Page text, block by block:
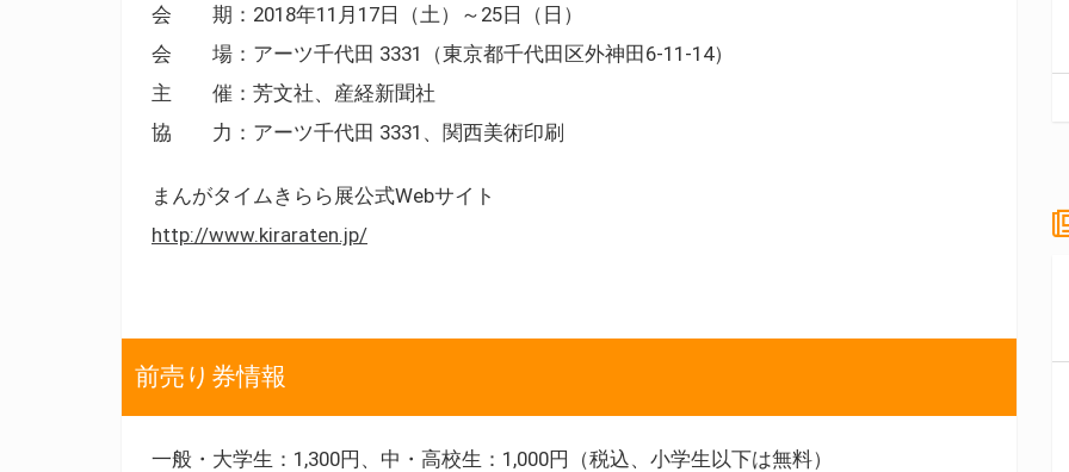
会 期：2018年11月17日（土）～25日（日）
会 場：アーツ千代田 3331（東京都千代田区外神田6-11-14）
主 催：芳文社、産経新聞社
協 力：アーツ千代田 3331、関西美術印刷
まんがタイムきらら展公式Webサイト
http://www.kiraraten.jp/
前売り券情報
一般・大学生：1,300円、中・高校生：1,000円（税込、小学生以下は無料）